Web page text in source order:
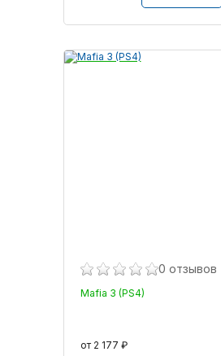
0 отзывов
Mafia 3 (PS4)
от 2 177 ₽